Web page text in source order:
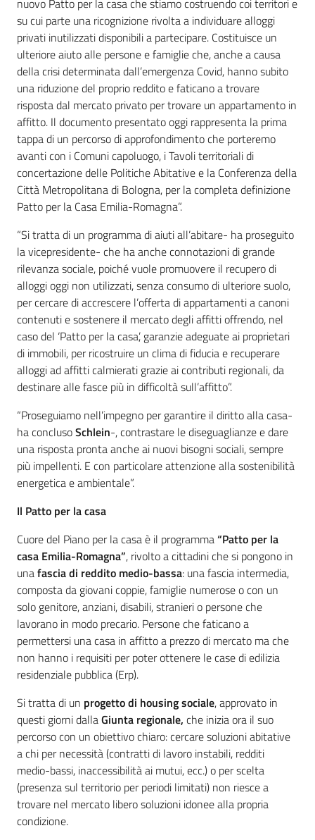
nuovo Patto per la casa che stiamo costruendo coi territori e
su cui parte una ricognizione rivolta a individuare alloggi
privati inutilizzati disponibili a partecipare. Costituisce un
ulteriore aiuto alle persone e famiglie che, anche a causa
della crisi determinata dall’emergenza Covid, hanno subito
una riduzione del proprio reddito e faticano a trovare
risposta dal mercato privato per trovare un appartamento in
affitto. Il documento presentato oggi rappresenta la prima
tappa di un percorso di approfondimento che porteremo
avanti con i Comuni capoluogo, i Tavoli territoriali di
concertazione delle Politiche Abitative e la Conferenza della
Città Metropolitana di Bologna, per la completa definizione
Patto per la Casa Emilia-Romagna”.
“Si tratta di un programma di aiuti all’abitare- ha proseguito
la vicepresidente- che ha anche connotazioni di grande
rilevanza sociale, poiché vuole promuovere il recupero di
alloggi oggi non utilizzati, senza consumo di ulteriore suolo,
per cercare di accrescere l’offerta di appartamenti a canoni
contenuti e sostenere il mercato degli affitti offrendo, nel
caso del ‘Patto per la casa’, garanzie adeguate ai proprietari
di immobili, per ricostruire un clima di fiducia e recuperare
alloggi ad affitti calmierati grazie ai contributi regionali, da
destinare alle fasce più in difficoltà sull’affitto”.
“Proseguiamo nell’impegno per garantire il diritto alla casa-
ha conclusoSchlein-, contrastare le diseguaglianze e dare
una risposta pronta anche ai nuovi bisogni sociali, sempre
più impellenti. E con particolare attenzione alla sostenibilità
energetica e ambientale”.
Il Patto per la casa
Cuore del Piano per la casa è il programma“Patto per la
casa Emilia-Romagna”, rivolto a cittadini che si pongono in
unafascia di reddito medio-bassa: una fascia intermedia,
composta da giovani coppie, famiglie numerose o con un
solo genitore, anziani, disabili, stranieri o persone che
lavorano in modo precario. Persone che faticano a
permettersi una casa in affitto a prezzo di mercato ma che
non hanno i requisiti per poter ottenere le case di edilizia
residenziale pubblica (Erp).
Si tratta di un progetto di housing sociale, approvato in
questi giorni dallaGiunta regionale, che inizia ora il suo
percorso con un obiettivo chiaro: cercare soluzioni abitative
a chi per necessità (contratti di lavoro instabili, redditi
medio-bassi, inaccessibilità ai mutui, ecc.) o per scelta
(presenza sul territorio per periodi limitati) non riesce a
trovare nel mercato libero soluzioni idonee alla propria
condizione.